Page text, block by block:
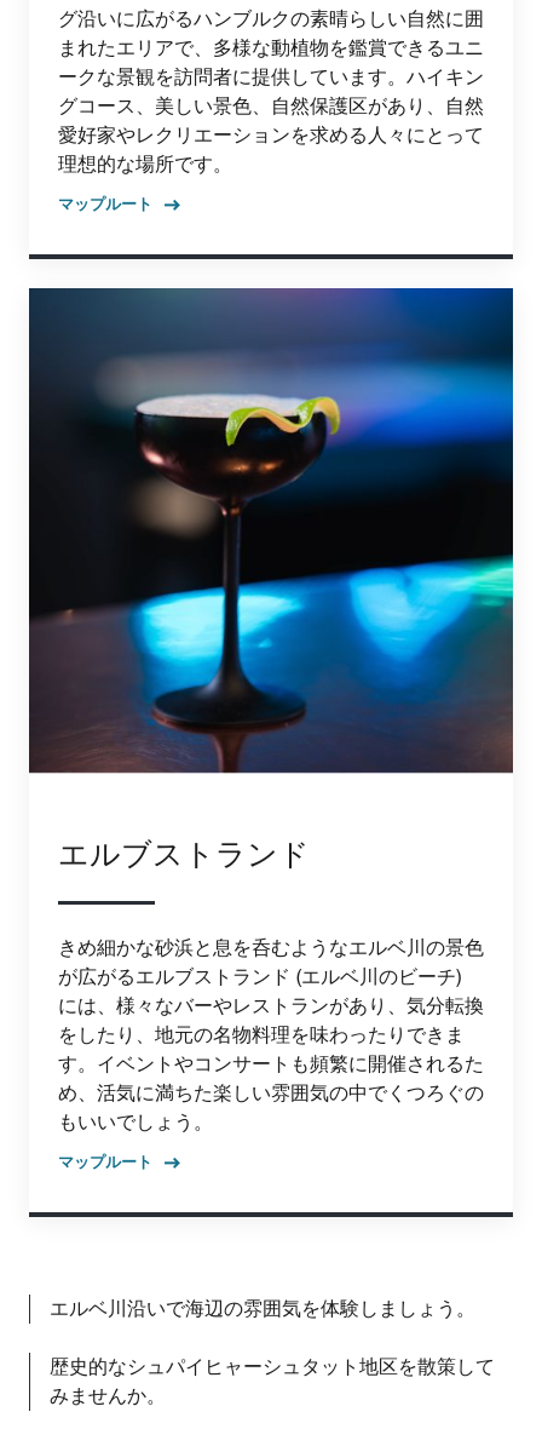
グ沿いに広がるハンブルクの素晴らしい自然に囲
まれたエリアで、多様な動植物を鑑賞できるユニ
ークな景観を訪問者に提供しています。ハイキン
グコース、美しい景色、自然保護区があり、自然
愛好家やレクリエーションを求める人々にとって
理想的な場所です。
マップルート
エルブストランド
きめ細かな砂浜と息を呑むようなエルベ川の景色
が広がるエルブストランド (エルベ川のビーチ)
には、様々なバーやレストランがあり、気分転換
をしたり、地元の名物料理を味わったりできま
す。イベントやコンサートも頻繁に開催されるた
め、活気に満ちた楽しい雰囲気の中でくつろぐの
もいいでしょう。
マップルート
エルベ川沿いで海辺の雰囲気を体験しましょう。
歴史的なシュパイヒャーシュタット地区を散策して
みませんか。